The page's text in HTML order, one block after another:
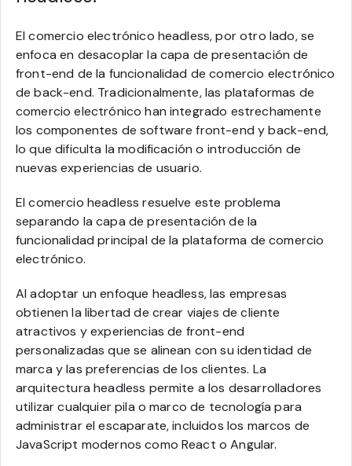
El comercio electrónico headless, por otro lado, se
enfoca en desacoplar la capa de presentación de
front-end de la funcionalidad de comercio electrónico
de back-end. Tradicionalmente, las plataformas de
comercio electrónico han integrado estrechamente
los componentes de software front-end y back-end,
lo que dificulta la modificación o introducción de
nuevas experiencias de usuario.
El comercio headless resuelve este problema
separando la capa de presentación de la
funcionalidad principal de la plataforma de comercio
electrónico.
Al adoptar un enfoque headless, las empresas
obtienen la libertad de crear viajes de cliente
atractivos y experiencias de front-end
personalizadas que se alinean con su identidad de
marca y las preferencias de los clientes. La
arquitectura headless permite a los desarrolladores
utilizar cualquier pila o marco de tecnología para
administrar el escaparate, incluidos los marcos de
JavaScript modernos como React o Angular.